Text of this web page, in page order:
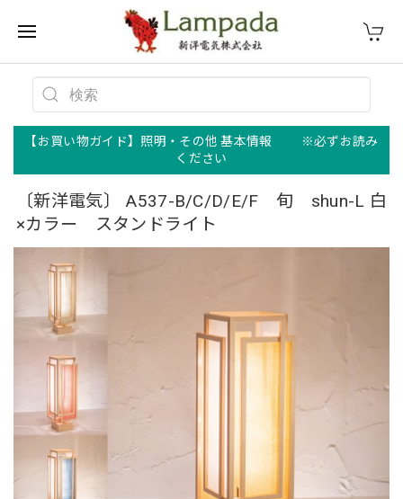
【お買い物ガイド】照明・その他 基本情報 ※必ずお読み
ください
〔新洋電気〕 A537-B/C/D/E/F 旬 shun-L 白
×カラー スタンドライト